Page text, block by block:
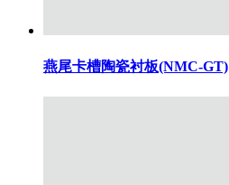
燕尾卡槽陶瓷衬板(NMC-GT)